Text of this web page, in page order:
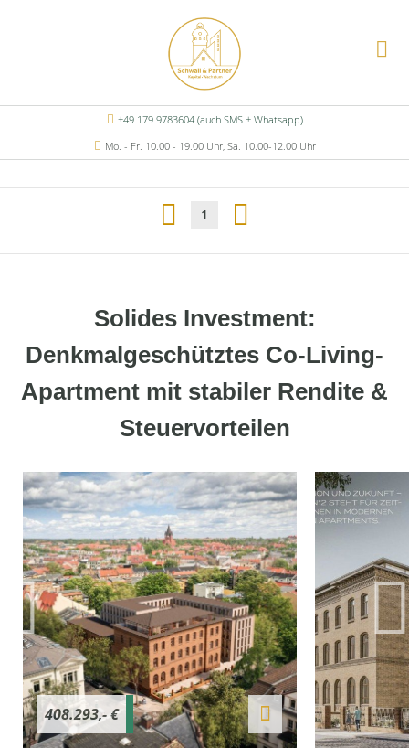
+49 179 9783604 (auch SMS + Whatsapp)
Mo. - Fr. 10.00 - 19.00 Uhr, Sa. 10.00-12.00 Uhr
1
Solides Investment:
Denkmalgeschütztes Co-Living-
Apartment mit stabiler Rendite &
Steuervorteilen
408.293,- €